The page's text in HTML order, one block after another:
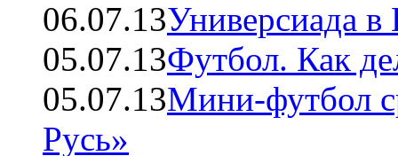
06.07.13Универсиада
05.07.13Футбол. Как
05.07.13Мини-футбол
Русь»